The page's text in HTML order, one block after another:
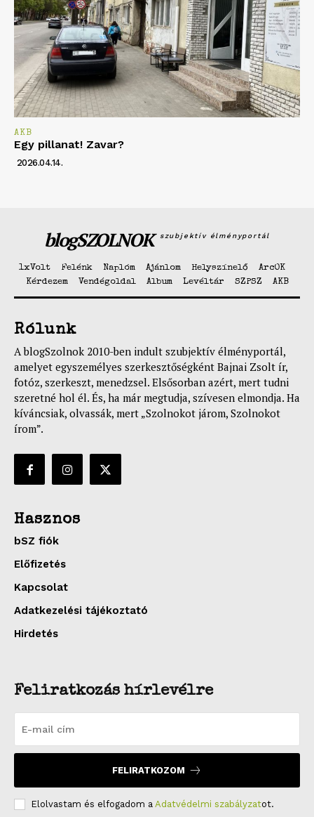
AKB
Egy pillanat! Zavar?
2026.04.14.
blogSZOLNOK szubjektív élményportál
1xVolt Felénk Naplóm Ajánlom Helyszínelő
ArcOK
Kérdezem
Vendégoldal Album Levéltár SZPSZ AKB
Rólunk
A blogSzolnok 2010-ben indult szubjektív élményportál,
amelyet egyszemélyes szerkesztőségként Bajnai Zsolt ír,
fotóz, szerkeszt, menedzsel. Elsősorban azért, mert tudni
szeretné hol él. És, ha már megtudja, szívesen elmondja. Ha
kíváncsiak, olvassák, mert „Szolnokot járom, Szolnokot
írom”.
Hasznos
bSZ fiók
Előfizetés
Kapcsolat
Adatkezelési tájékoztató
Hirdetés
Feliratkozás hírlevélre
FELIRATKOZOM
Elolvastam és elfogadom a Adatvédelmi szabályzatot.